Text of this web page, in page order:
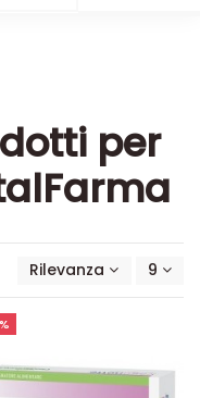
per
Rilevanza 9